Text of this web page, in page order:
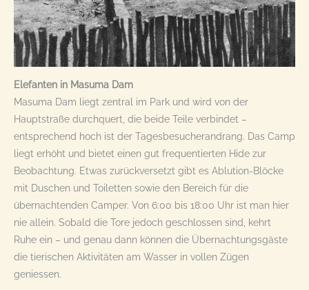
Elefanten in Masuma Dam
Masuma Dam liegt zentral im Park und wird von der
Hauptstraße durchquert, die beide Teile verbindet –
entsprechend hoch ist der Tagesbesucherandrang. Das Camp
liegt erhöht und bietet einen gut frequentierten Hide zur
Beobachtung. Etwas zurückversetzt gibt es Ablution-Blöcke
mit Duschen und Toiletten sowie den Bereich für die
übernachtenden Camper. Von 6:00 bis 18:00 Uhr ist man hier
nie allein. Sobald die Tore jedoch geschlossen sind, kehrt
Ruhe ein – und genau dann können die Übernachtungsgäste
die tierischen Aktivitäten am Wasser in vollen Zügen
geniessen.